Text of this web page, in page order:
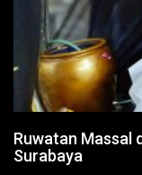
Ruwatan Massal
Surabaya